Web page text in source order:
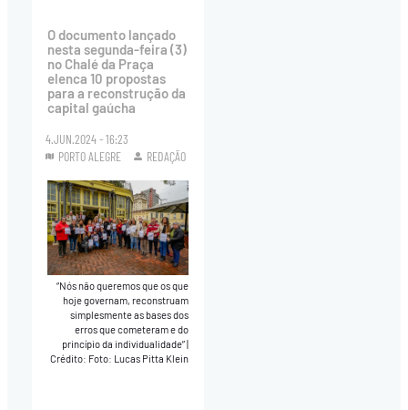
O documento lançado
nesta segunda-feira (3)
no Chalé da Praça
elenca 10 propostas
para a reconstrução da
capital gaúcha
4.JUN.2024 - 16:23
PORTO ALEGRE
REDAÇÃO
“Nós não queremos que os que
hoje governam, reconstruam
simplesmente as bases dos
erros que cometeram e do
princípio da individualidade”|
Crédito: Foto: Lucas Pitta Klein